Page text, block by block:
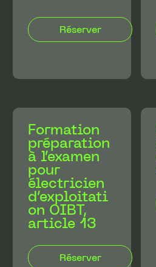
Formation
préparation
à l’examen
pour
électricien
d’exploitati
on OIBT,
article 13